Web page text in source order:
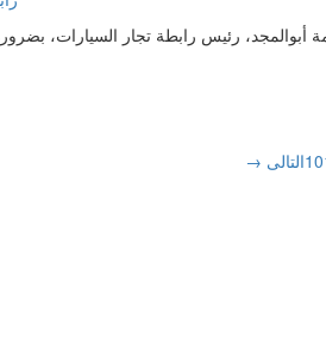
أبوالمجد، رئيس رابطة تجار السيارات،
10